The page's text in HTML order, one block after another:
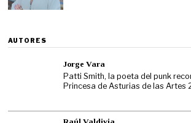
AUTORES
Jorge Vara
Patti Smith, la poeta del punk
Princesa de Asturias de las Artes